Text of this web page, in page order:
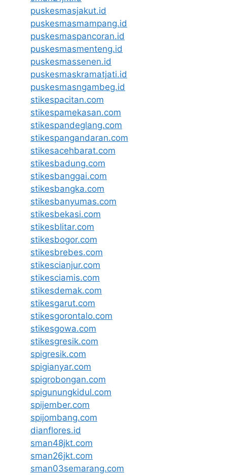
puskesmasjakut.id
puskesmasmampang.id
puskesmaspancoran.id
puskesmasmenteng.id
puskesmassenen.id
puskesmaskramatjati.id
puskesmasngambeg.id
stikespacitan.com
stikespamekasan.com
stikespandeglang.com
stikespangandaran.com
stikesacehbarat.com
stikesbadung.com
stikesbanggai.com
stikesbangka.com
stikesbanyumas.com
stikesbekasi.com
stikesblitar.com
stikesbogor.com
stikesbrebes.com
stikescianjur.com
stikesciamis.com
stikesdemak.com
stikesgarut.com
stikesgorontalo.com
stikesgowa.com
stikesgresik.com
spigresik.com
spigianyar.com
spigrobongan.com
spigunungkidul.com
spijember.com
spijombang.com
dianflores.id
sman48jkt.com
sman26jkt.com
sman03semarang.com